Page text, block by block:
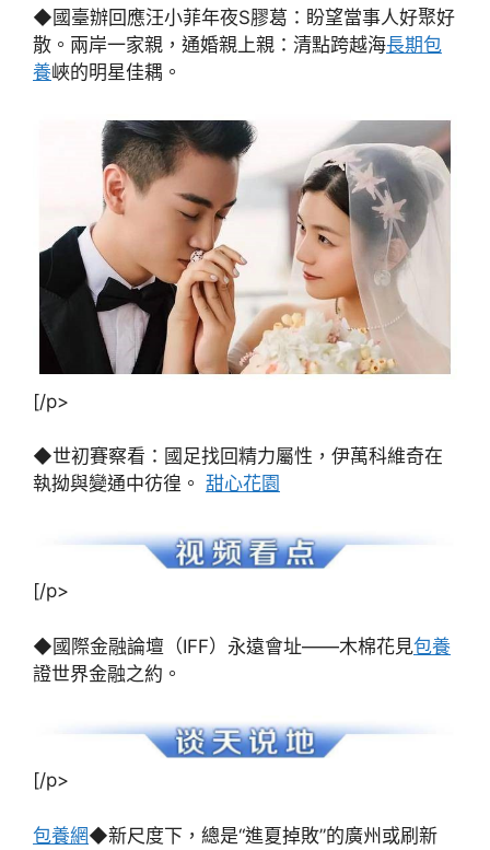
◆國臺辦回應汪小菲年夜S膠葛：盼望當事人好聚好
散。兩岸一家親，通婚親上親：清點跨越海長期包
養峽的明星佳耦。
[/p>
◆世初賽察看：國足找回精力屬性，伊萬科維奇在
執拗與變通中彷徨。 甜心花園
[/p>
◆國際金融論壇（IFF）永遠會址——木棉花見包養
證世界金融之約。
[/p>
包養網◆新尺度下，總是“進夏掉敗”的廣州或刷新